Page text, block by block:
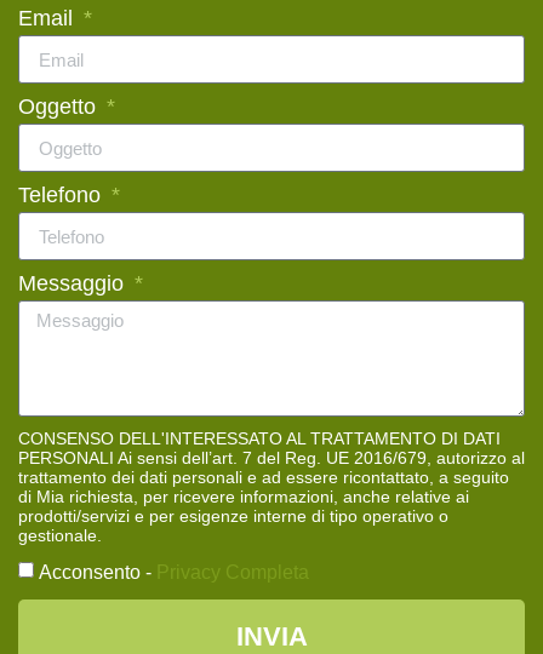
Email
Oggetto
Telefono
Messaggio
CONSENSO DELL'INTERESSATO AL TRATTAMENTO DI DATI
PERSONALI Ai sensi dell’art. 7 del Reg. UE 2016/679, autorizzo al
trattamento dei dati personali e ad essere ricontattato, a seguito
di Mia richiesta, per ricevere informazioni, anche relative ai
prodotti/servizi e per esigenze interne di tipo operativo o
gestionale.
Acconsento - Privacy Completa
INVIA